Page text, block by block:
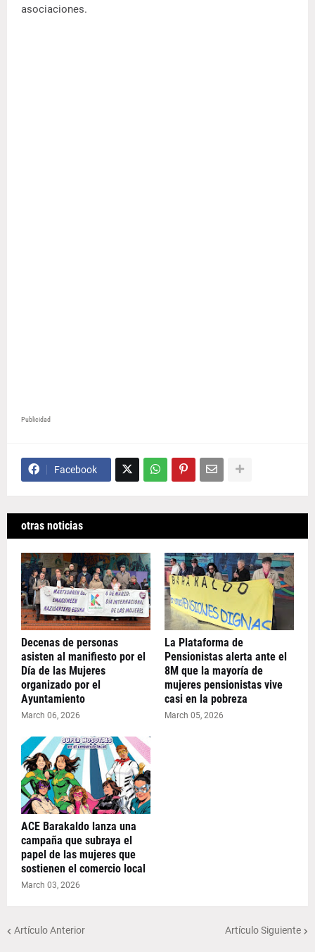
asociaciones.
Publicidad
Facebook
otras noticias
Decenas de personas
asisten al manifiesto por el
Día de las Mujeres
organizado por el
Ayuntamiento
March 06, 2026
La Plataforma de
Pensionistas alerta ante el
8M que la mayoría de
mujeres pensionistas vive
casi en la pobreza
March 05, 2026
ACE Barakaldo lanza una
campaña que subraya el
papel de las mujeres que
sostienen el comercio local
March 03, 2026
Artículo Anterior Artículo Siguiente